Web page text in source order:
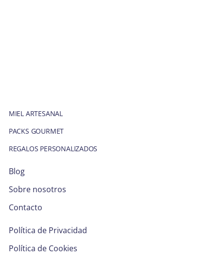
MIEL ARTESANAL
PACKS GOURMET
REGALOS PERSONALIZADOS
Blog
Sobre nosotros
Contacto
Política de Privacidad
Política de Cookies